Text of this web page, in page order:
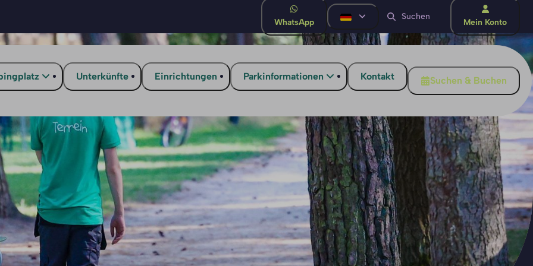
WhatsApp Mein Konto
Unterkünfte Einrichtungen Parkinformationen Kontakt Suchen & Buchen